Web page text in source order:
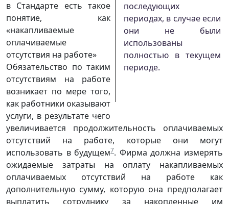
последующих
периодах, в случае если
они не были
использованы
полностью в текущем
периоде.
в Стандарте есть такое
понятие, как
«накапливаемые
оплачиваемые
отсутствия на работе»
Обязательство по таким
отсутствиям на работе
возникает по мере того,
как работники оказывают
услуги, в результате чего
увеличивается продолжительность оплачиваемых
отсутствий на работе, которые они могут
использовать в будущем7. Фирма должна измерять
ожидаемые затраты на оплату накапливаемых
оплачиваемых отсутствий на работе как
дополнительную сумму, которую она предполагает
выплатить сотруднику за накопленные им